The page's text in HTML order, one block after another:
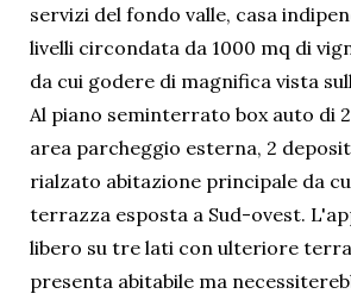
servizi del fondo valle, casa
livelli circondata da 1000 mq di
da cui godere di magnifica vista
Al piano seminterrato box auto di
area parcheggio esterna, 2
rialzato abitazione principale da
terrazza esposta a Sud-ovest.
libero su tre lati con ulteriore
presenta abitabile ma